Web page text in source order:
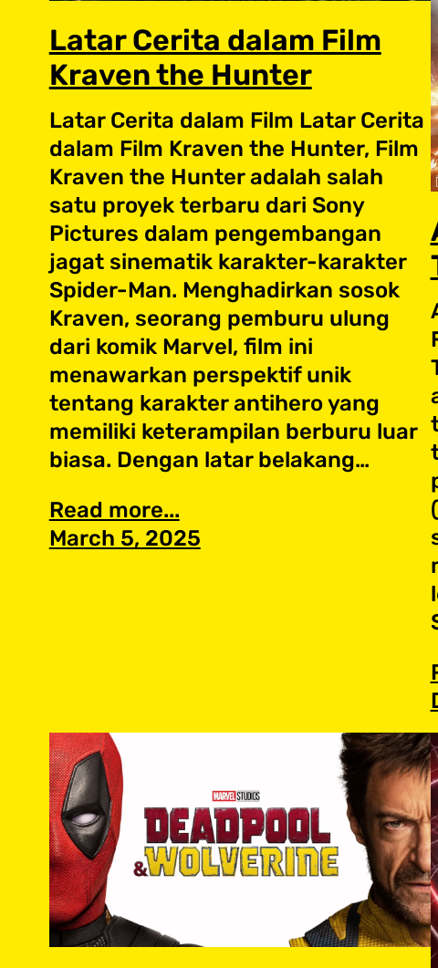
Latar Cerita dalam Film
Kraven the Hunter
Latar Cerita dalam Film Latar Cerita
dalam Film Kraven the Hunter, Film
Kraven the Hunter adalah salah
satu proyek terbaru dari Sony
Pictures dalam pengembangan
jagat sinematik karakter-karakter
Spider-Man. Menghadirkan sosok
Kraven, seorang pemburu ulung
dari komik Marvel, film ini
menawarkan perspektif unik
tentang karakter antihero yang
memiliki keterampilan berburu luar
biasa. Dengan latar belakang…
Read more...
March 5, 2025